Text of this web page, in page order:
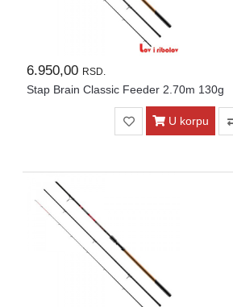
6.950,00 RSD.
Stap Brain Classic Feeder 2.70m 130g
U korpu